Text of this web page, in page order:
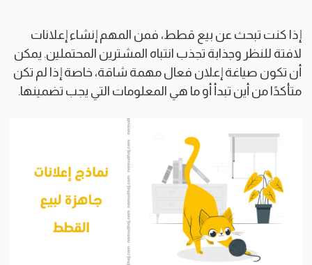
إذا كنت تبحث عن بيع قطط، فمن المهم إنشاء إعلانات
لافتة للنظر وجذابة تجذب انتباه المشترين المحتملين. يمكن
أن تكون صياغة إعلان فعال مهمة شاقة، خاصة إذا لم تكن
متأكدًا من أين تبدأ أو ما هي المعلومات التي يجب تضمينها.